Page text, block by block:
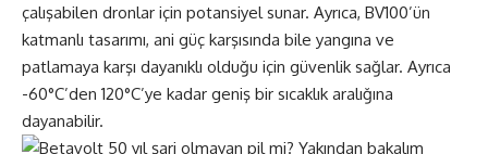
çalışabilen dronlar için potansiyel sunar. Ayrıca, BV100’ün
katmanlı tasarımı, ani güç karşısında bile yangına ve
patlamaya karşı dayanıklı olduğu için güvenlik sağlar. Ayrıca
-60°C’den 120°C’ye kadar geniş bir sıcaklık aralığına
dayanabilir.